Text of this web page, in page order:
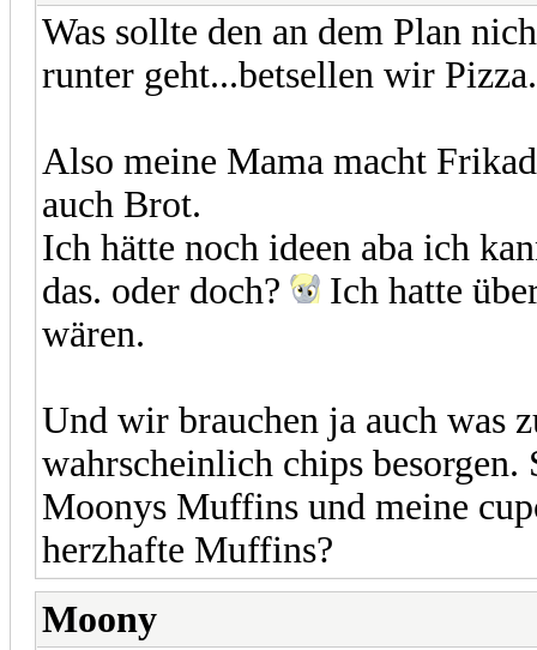
Was sollte den an dem Plan
runter geht...betsellen wir
Also meine Mama macht
auch Brot.
Ich hätte noch ideen aba ich
das. oder doch?
Ich hatte
wären.
Und wir brauchen ja auch was
wahrscheinlich chips
Moonys Muffins und meine
herzhafte Muffins?
Moony